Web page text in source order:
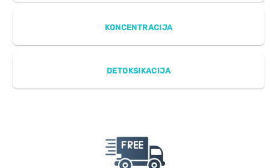
KONCENTRACIJA
DETOKSIKACIJA